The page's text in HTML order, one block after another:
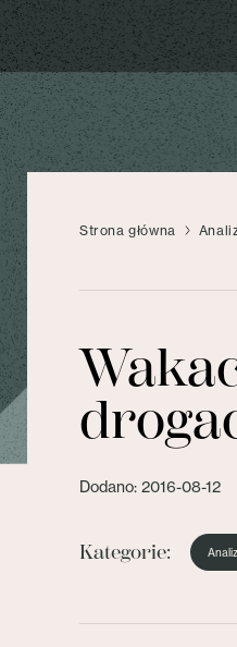
Strona główna
Dodano: 2016-08-12
Kategorie: